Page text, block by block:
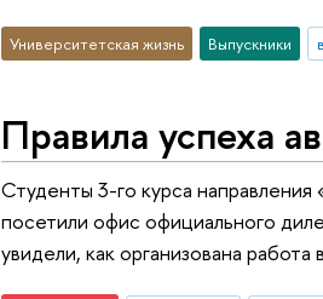
Университетская жизнь Выпускники
Правила успеха
Студенты 3-го курса
посетили офис официального
увидели, как организована